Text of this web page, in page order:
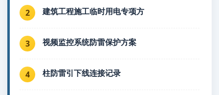
2 建筑工程施工临时用电专项方
3 视频监控系统防雷保护方案
4 柱防雷引下线连接记录